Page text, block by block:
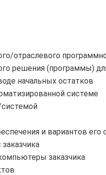
отраслевого
решения (программы)
начальных остатков
системе
системой
и вариантов
заказчика